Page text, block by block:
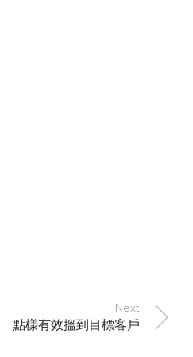
Next
點樣有效搵到目標客戶